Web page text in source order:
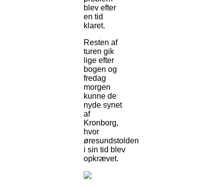
blev efter
en tid
klaret.
Resten af
turen gik
lige efter
bogen og
fredag
morgen
kunne de
nyde synet
af
Kronborg,
hvor
øresundstolden
i sin tid blev
opkrævet.